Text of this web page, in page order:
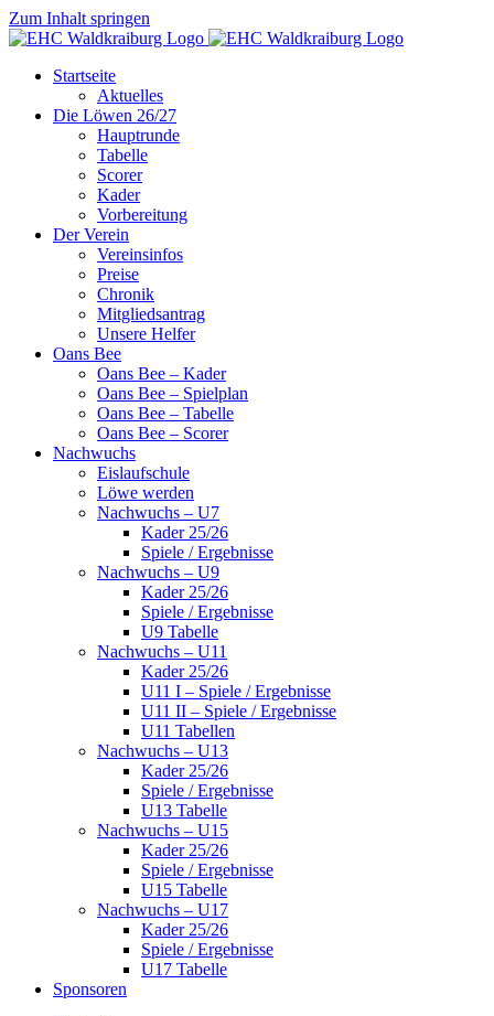
Zum Inhalt springen
Startseite
Aktuelles
Die Löwen 26/27
Hauptrunde
Tabelle
Scorer
Kader
Vorbereitung
Der Verein
Vereinsinfos
Preise
Chronik
Mitgliedsantrag
Unsere Helfer
Oans Bee
Oans Bee – Kader
Oans Bee – Spielplan
Oans Bee – Tabelle
Oans Bee – Scorer
Nachwuchs
Eislaufschule
Löwe werden
Nachwuchs – U7
Kader 25/26
Spiele / Ergebnisse
Nachwuchs – U9
Kader 25/26
Spiele / Ergebnisse
U9 Tabelle
Nachwuchs – U11
Kader 25/26
U11 I – Spiele / Ergebnisse
U11 II – Spiele / Ergebnisse
U11 Tabellen
Nachwuchs – U13
Kader 25/26
Spiele / Ergebnisse
U13 Tabelle
Nachwuchs – U15
Kader 25/26
Spiele / Ergebnisse
U15 Tabelle
Nachwuchs – U17
Kader 25/26
Spiele / Ergebnisse
U17 Tabelle
Sponsoren